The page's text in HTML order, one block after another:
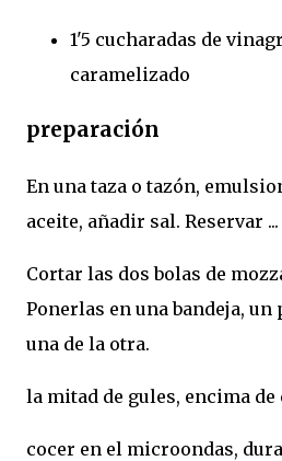
1'5 cucharadas de
caramelizado
preparación
En una taza o tazón,
aceite, añadir sal. Reservar ...
Cortar las dos bolas de
Ponerlas en una bandeja, un
una de la otra.
la mitad de gules, encima de
cocer en el microondas,